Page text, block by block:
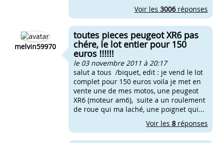
Voir les 3006 réponses
melvin59970
toutes pieces peugeot XR6 pas
chére, le lot entier pour 150
euros !!!!!!
le 03 novembre 2011 à 20:17
salut a tous /biquet, edit : je vend le lot
complet pour 150 euros voila je met en
vente une de mes motos, une peugeot
XR6 (moteur am6), suite a un roulement
de roue qui ma laché, une poignet qui...
Voir les 8 réponses